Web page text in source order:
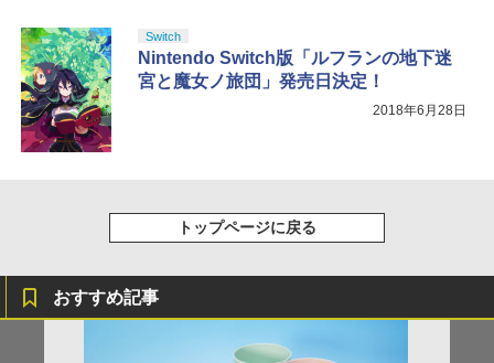
Switch
Nintendo Switch版「ルフランの地下迷
宮と魔女ノ旅団」発売日決定！
2018年6月28日
トップページに戻る
おすすめ記事